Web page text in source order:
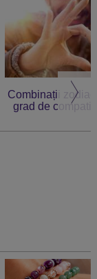
Combinații
grad de